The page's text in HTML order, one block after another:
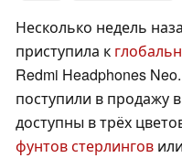
Несколько недель
приступила к
Redmi Headphones
поступили в продажу
доступны в трёх
фунтов стерлингов